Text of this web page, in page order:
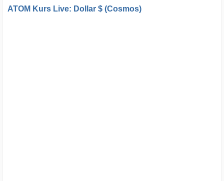
ATOM Kurs Live: Dollar $ (Cosmos)